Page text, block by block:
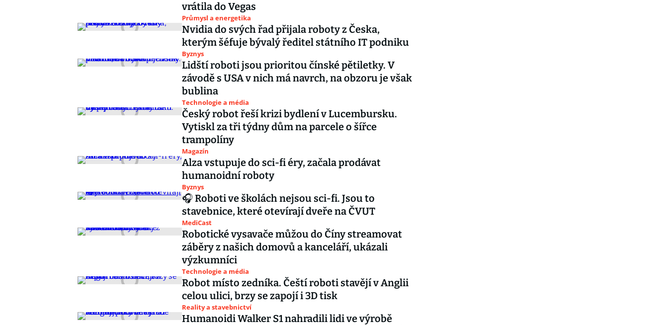
vrátila do Vegas
Průmysl a energetika
Nvidia do svých řad přijala roboty z Česka,
kterým šéfuje bývalý ředitel státního IT podniku
Byznys
Lidští roboti jsou prioritou čínské pětiletky. V
závodě s USA v nich má navrch, na obzoru je však
bublina
Technologie a média
Český robot řeší krizi bydlení v Lucembursku.
Vytiskl za tři týdny dům na parcele o šířce
trampolíny
Magazín
Alza vstupuje do sci-fi éry, začala prodávat
humanoidní roboty
Byznys
🎧 Roboti ve školách nejsou sci-fi. Jsou to
stavebnice, které otevírají dveře na ČVUT
MediCast
Robotické vysavače můžou do Číny streamovat
záběry z našich domovů a kanceláří, ukázali
výzkumníci
Technologie a média
Robot místo zedníka. Čeští roboti stavějí v Anglii
celou ulici, brzy se zapojí i 3D tisk
Reality a stavebnictví
Humanoidi Walker S1 nahradili lidi ve výrobě